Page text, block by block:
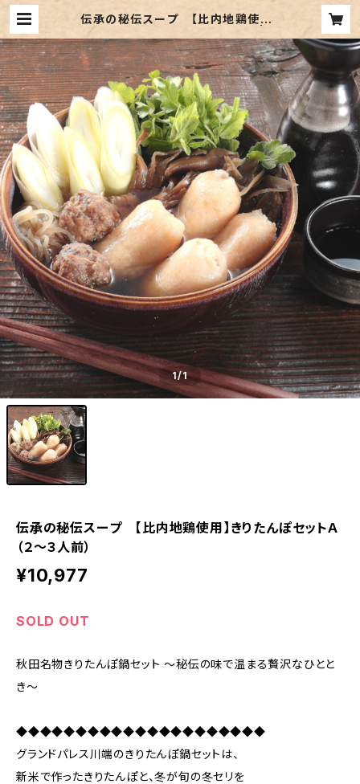
伝承の秘伝スープ 【比内地鶏使用】
きりたんぽセットＡ （２～３人前） | グ
ランドパレス川端 通販サイト
1/1
伝承の秘伝スープ 【比内地鶏使用】きりたんぽセットＡ
（２～３人前）
¥10,977
SOLD OUT
秋田名物きりたんぽ鍋セット ～秘伝の味で温まる贅沢なひとと
き～
◆◆◆◆◆◆◆◆◆◆◆◆◆◆◆◆◆◆◆◆◆
グランドパレス川端のきりたんぽ鍋セットは、
新米で作ったきりたんぽと、冬が旬の冬セリを